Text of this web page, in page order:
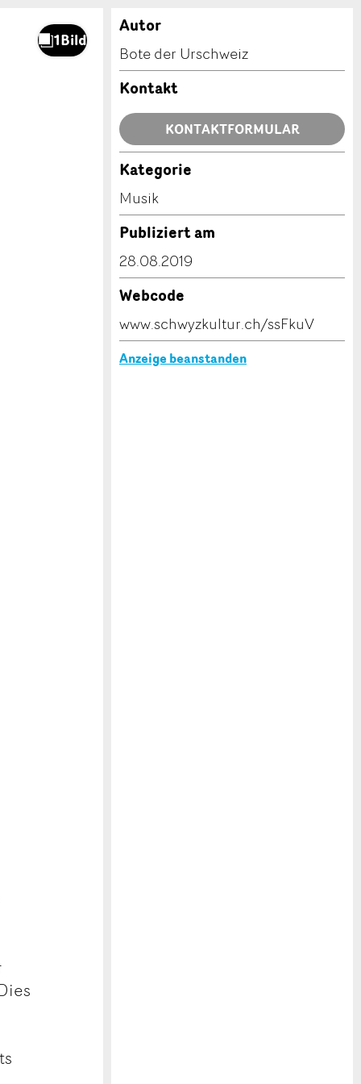
Autor
Bote der Urschweiz
Kontakt
KONTAKTFORMULAR
Kategorie
Musik
Publiziert am
28.08.2019
Webcode
www.schwyzkultur.ch/ssFkuV
Anzeige beanstanden